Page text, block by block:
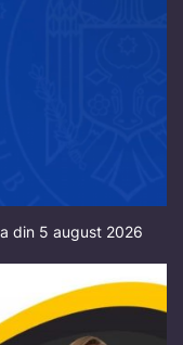
din 5 august 2026